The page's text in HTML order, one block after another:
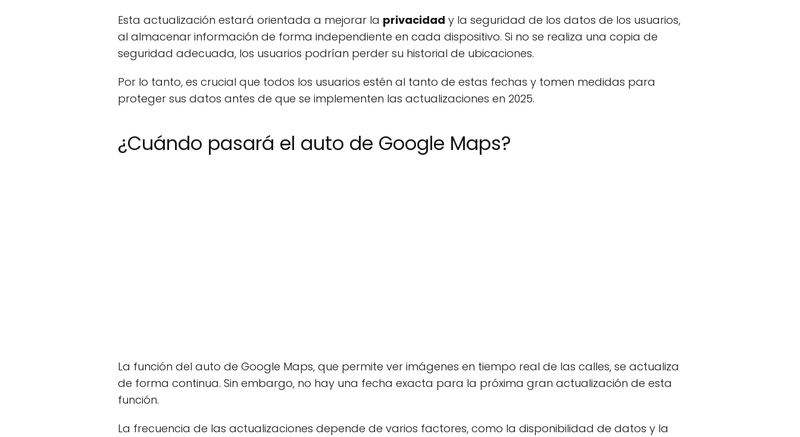
Esta actualización estará orientada a mejorar la privacidad y la seguridad de los datos de los usuarios,
al almacenar información de forma independiente en cada dispositivo. Si no se realiza una copia de
seguridad adecuada, los usuarios podrían perder su historial de ubicaciones.
Por lo tanto, es crucial que todos los usuarios estén al tanto de estas fechas y tomen medidas para
proteger sus datos antes de que se implementen las actualizaciones en 2025.
¿Cuándo pasará el auto de Google Maps?
La función del auto de Google Maps, que permite ver imágenes en tiempo real de las calles, se actualiza
de forma continua. Sin embargo, no hay una fecha exacta para la próxima gran actualización de esta
función.
La frecuencia de las actualizaciones depende de varios factores, como la disponibilidad de datos y la